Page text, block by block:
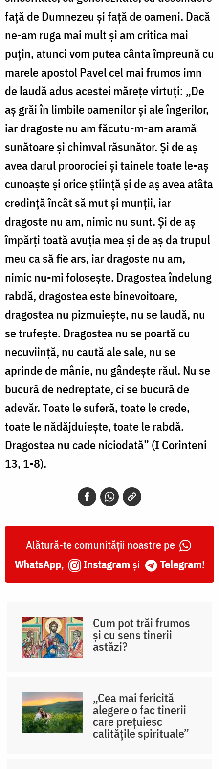
faţă de Dumnezeu şi faţă de oameni. Dacă
ne-am ruga mai mult şi am critica mai
puţin, atunci vom putea cânta împreună cu
marele apostol Pavel cel mai frumos imn
de laudă adus acestei măreţe virtuţi: „De
aş grăi în limbile oamenilor şi ale îngerilor,
iar dragoste nu am făcutu-m-am aramă
sunătoare şi chimval răsunător. Şi de aş
avea darul proorociei şi tainele toate le-aş
cunoaşte şi orice ştiinţă şi de aş avea atâta
credinţă încât să mut şi munţii, iar
dragoste nu am, nimic nu sunt. Şi de aş
împărţi toată avuţia mea şi de aş da trupul
meu ca să fie ars, iar dragoste nu am,
nimic nu-mi foloseşte. Dragostea îndelung
rabdă, dragostea este binevoitoare,
dragostea nu pizmuieşte, nu se laudă, nu
se trufeşte. Dragostea nu se poartă cu
necuviinţă, nu caută ale sale, nu se
aprinde de mânie, nu gândeşte răul. Nu se
bucură de nedreptate, ci se bucură de
adevăr. Toate le suferă, toate le crede,
toate le nădăjduieşte, toate le rabdă.
Dragostea nu cade niciodată” (I Corinteni
13, 1-8).
Alătură-te comunității noastre pe
WhatsApp, Instagram și Telegram!
Cum pot trăi frumos
și cu sens tinerii
astăzi?
„Cea mai fericită
alegere o fac tinerii
care prețuiesc
calitățile spirituale”